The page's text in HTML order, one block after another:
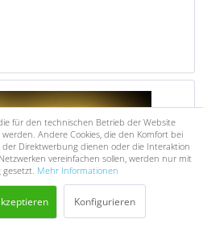
für den technischen Betrieb der Website
Andere Cookies, die den Komfort bei
Direktwerbung dienen oder die Interaktion
vereinfachen sollen, werden nur mit
Mehr Informationen
Konfigurieren